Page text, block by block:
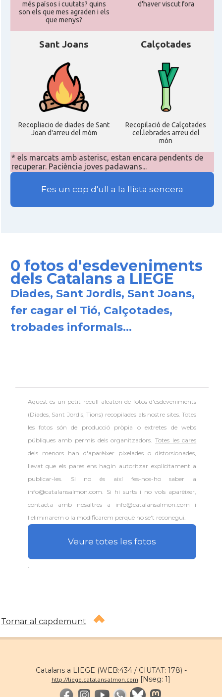
més països i cuutats? quins
son els que mes agraden i els
que menys?
d'haver viscut fora
Sant Joans
Recopliacio de diades de Sant
Joan d'arreu del móm
Calçotades
Recopilació de Calçotades
cel.lebrades arreu del
món
* els marcats amb asterisc, estan encara pendents de
recuperar. Paciència joves padawans...
Fes un cop d'ull a la llista sencera
0 fotos d'esdeveniments
dels Catalans a LIEGE
Diades, Sant Jordis, Sant Joans,
fer cagar el Tió, Calçotades,
trobades informals...
Aquest és un petit recull aleatori de fotos d'esdeveniments
(Diades, Sant Jordis, Tions) recopilades als nostre sites. Totes
les fotos són de producció pròpia o extretes de webs
públiques amb permís dels organitzadors. Totes les cares
dels menors han d'aparèixer pixelades o distorsionades,
llevat que els pares ens hagin autoritzar explícitament a
publicar-les. Si no és així fes-nos-ho saber a
info@catalansalmon.com. Si hi surts i no vols aparèixer,
contacta amb nosaltres a info@catalansalmon.com i
l'eliminarem o la modificarem perquè no se't reconegui.
Veure totes les fotos
Tornar al capdemunt
Catalans a LIEGE (WEB:434 / CIUTAT: 178) -
http://liege.catalansalmon.com [Nseg: 1]